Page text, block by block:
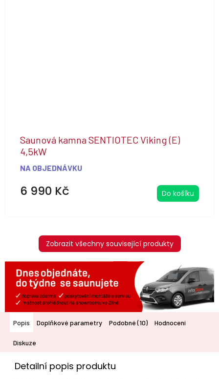
Saunová kamna SENTIOTEC Viking (E)
4,5kW
NA OBJEDNÁVKU
6 990 Kč Do košíku
Zobrazit všechny související produkty
Popis Doplňkové parametry Podobné (10) Hodnocení
Diskuze
Detailní popis produktu